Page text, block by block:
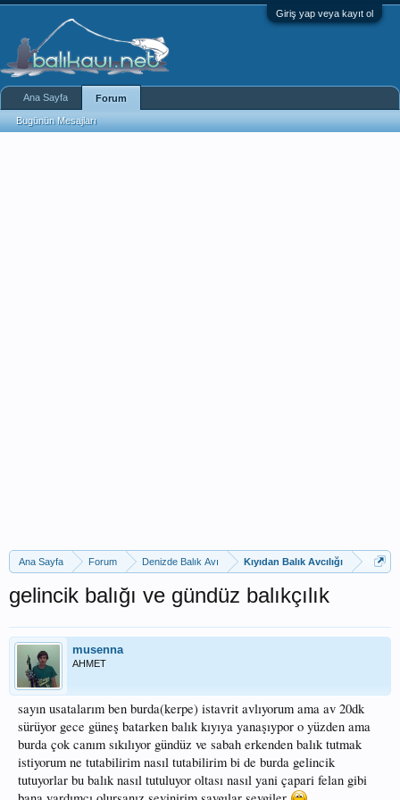
Giriş yap veya kayıt ol
Ana Sayfa Forum Denizde Balık Avı Kıyıdan Balık Avcılığı
gelincik balığı ve gündüz balıkçılık
musenna
AHMET
sayın usatalarım ben burda(kerpe) istavrit avlıyorum ama av 20dk
sürüyor gece güneş batarken balık kıyıya yanaşıypor o yüzden ama
burda çok canım sıkılıyor gündüz ve sabah erkenden balık tutmak
istiyorum ne tutabilirim nasıl tutabilirim bi de burda gelincik
tutuyorlar bu balık nasıl tutuluyor oltası nasıl yani çapari felan gibi
Ana Sayfa Forum
Bugünün Mesajları